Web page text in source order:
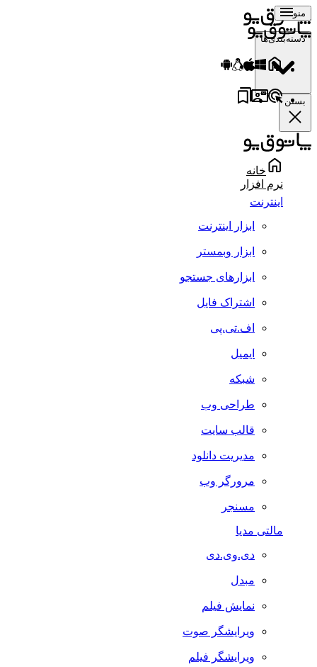
منو
دسته‌بندی‌ها
بستن
خانه
نرم افزار
اینترنت
ابزار اینترنت
ابزار وبمستر
ابزارهای جستجو
اشتراک فایل
اف.تی.پی
ایمیل
شبکه
طراحی وب
قالب سایت
مدیریت دانلود
مرورگر وب
مسنجر
مالتی مدیا
دی.وی.دی
مبدل
نمایش فیلم
ویرایشگر صوت
ویرایشگر فیلم